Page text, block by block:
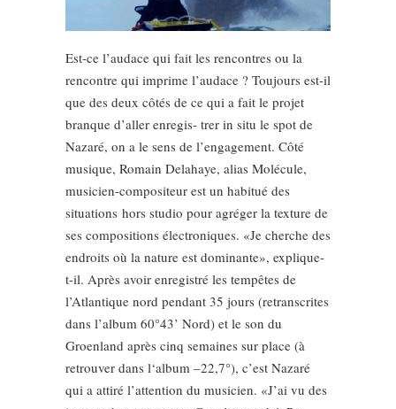
Est-ce l’audace qui fait les rencontres ou la
rencontre qui imprime l’audace ? Toujours est-il
que des deux côtés de ce qui a fait le projet
branque d’aller enregis- trer in situ le spot de
Nazaré, on a le sens de l’engagement. Côté
musique, Romain Delahaye, alias Molécule,
musicien-compositeur est un habitué des
situations hors studio pour agréger la texture de
ses compositions électroniques. «Je cherche des
endroits où la nature est dominante», explique-
t-il. Après avoir enregistré les tempêtes de
l’Atlantique nord pendant 35 jours (retranscrites
dans l’album 60°43’ Nord) et le son du
Groenland après cinq semaines sur place (à
retrouver dans l‘album –22,7°), c’est Nazaré
qui a attiré l’attention du musicien. «J’ai vu des